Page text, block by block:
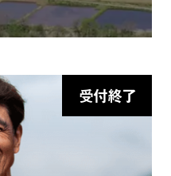
受付終了